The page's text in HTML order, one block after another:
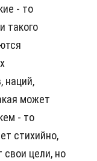
- то
такого
наций,
может
- то
стихийно,
свои цели, но